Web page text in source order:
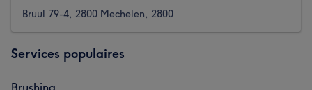
Bruul 79-4, 2800 Mechelen, 2800
Services populaires
Brushing